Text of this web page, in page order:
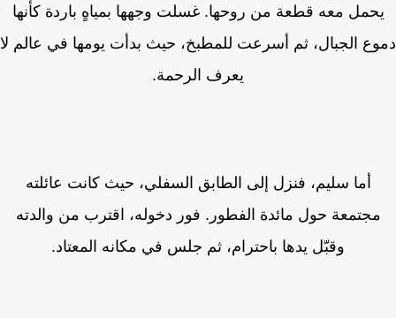
معه قطعة من روحها. غسلت وجهها بمياهٍ باردة كأنها
الجبال، ثم أسرعت للمطبخ، حيث بدأت يومها في عالم لا
يعرف الرحمة.
أما سليم، فنزل إلى الطابق السفلي، حيث كانت عائلته
مجتمعة حول مائدة الفطور. فور دخوله، اقترب من والدته
وقبّل يدها باحترام، ثم جلس في مكانه المعتاد.